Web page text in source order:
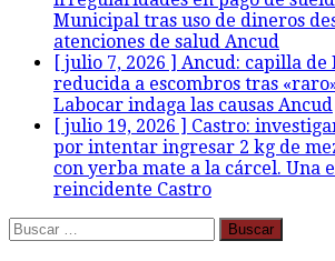
Municipal tras uso de dineros
atenciones de salud Ancud
[ julio 7, 2026 ] Ancud: capilla de
reducida a escombros tras
Labocar indaga las causas Ancud
[ julio 19, 2026 ] Castro:
por intentar ingresar 2 kg de
con yerba mate a la cárcel. Una
reincidente Castro
Buscar: